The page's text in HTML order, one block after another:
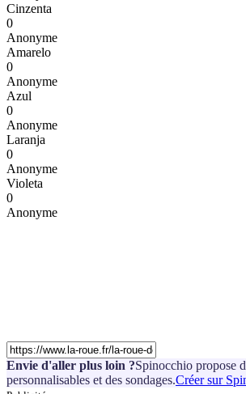
Cinzenta
0
Anonyme
Amarelo
0
Anonyme
Azul
0
Anonyme
Laranja
0
Anonyme
Violeta
0
Anonyme
Envie d'aller plus loin ?Spinocchio propose
personnalisables et des sondages.Créer sur